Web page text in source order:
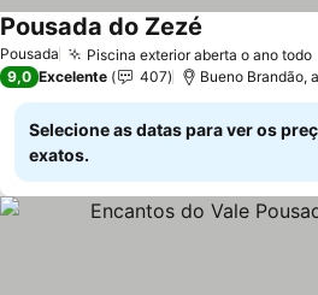
Pousada Piscina exterior aberta o ano todo
Pousada do Zezé
9,0 Excelente 407 Bueno Brandão,
Selecione as datas para ver os
exatos.